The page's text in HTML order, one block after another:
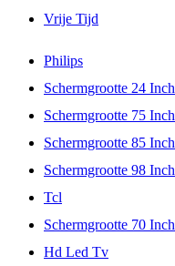
Vrije Tijd
Philips
Schermgrootte 24 Inch
Schermgrootte 75 Inch
Schermgrootte 85 Inch
Schermgrootte 98 Inch
Tcl
Schermgrootte 70 Inch
Hd Led Tv